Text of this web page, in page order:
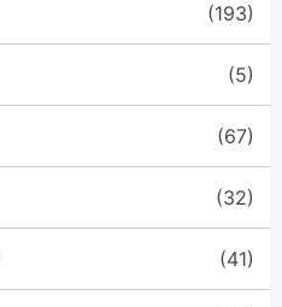
(193)
(5)
(67)
(32)
(41)